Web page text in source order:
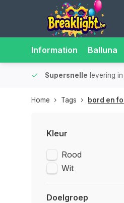
Information Balluna
Supersnelle levering
Home Tags bord en
Kleur
Rood
Wit
Doelgroep